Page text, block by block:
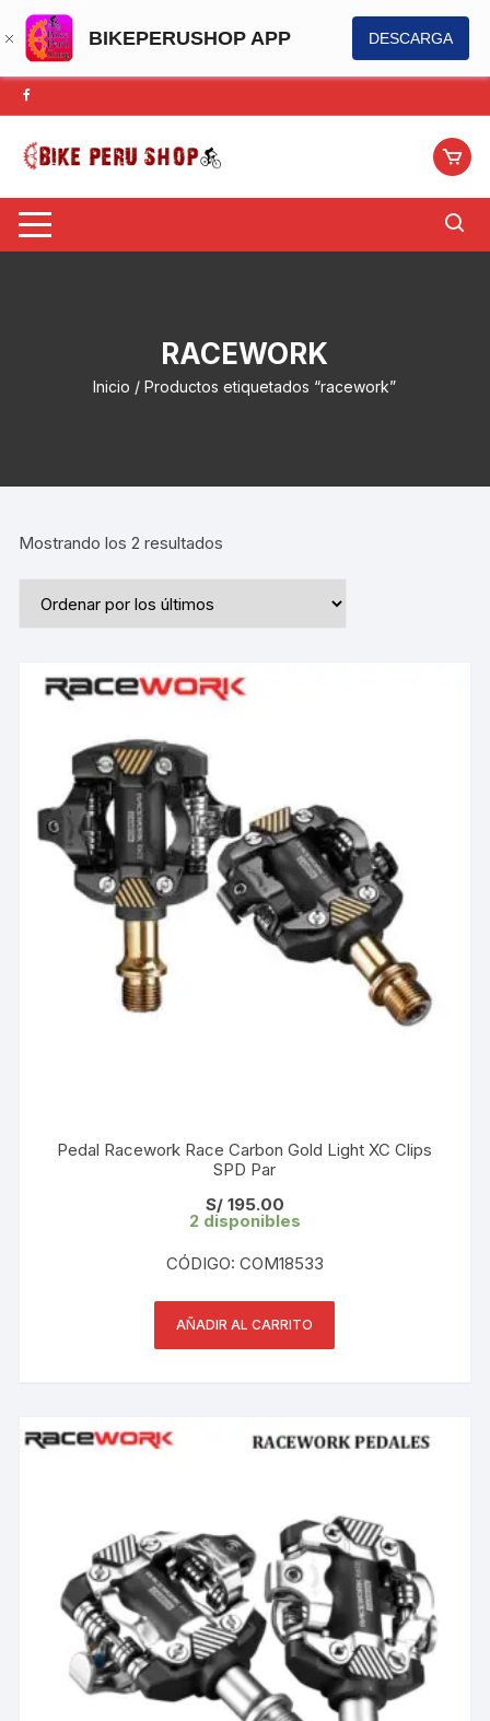
BIKEPERUSHOP APP DESCARGA
Saltar
al
contenido
RACEWORK
Inicio / Productos etiquetados “racework”
Mostrando los 2 resultados
Pedal Racework Race Carbon Gold Light XC Clips
SPD Par
S/195.00
2 disponibles
CÓDIGO: COM18533
AÑADIR AL CARRITO